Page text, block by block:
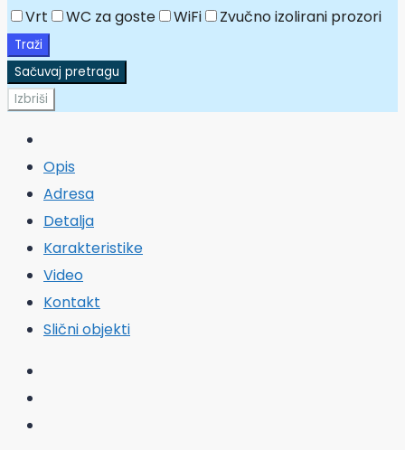
Vrt
WC za goste WiFi Zvučno izolirani prozori
Traži
Sačuvaj pretragu
Izbriši
Opis
Adresa
Detalja
Karakteristike
Video
Kontakt
Slični objekti